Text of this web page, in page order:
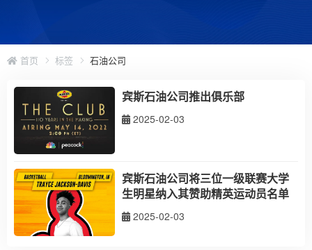
首页 标签 石油公司
宾斯石油公司推出俱乐部
2025-02-03
宾斯石油公司将三位一级联赛大学
生明星纳入其赞助精英运动员名单
2025-02-03